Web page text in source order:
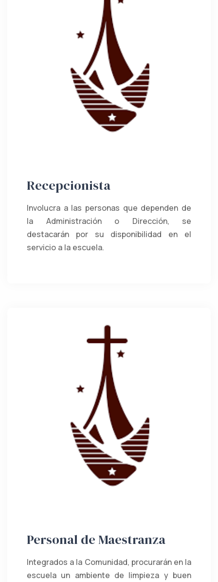
Recepcionista
Involucra a las personas que dependen de
la Administración o Dirección, se
destacarán por su disponibilidad en el
servicio a la escuela.
Personal de Maestranza
Integrados a la Comunidad, procurarán en la
escuela un ambiente de limpieza y buen